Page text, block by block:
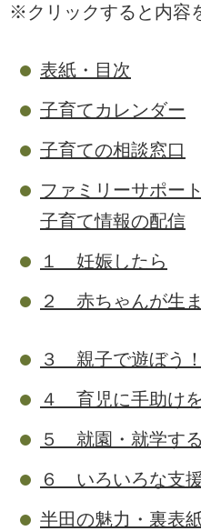
※クリックすると内容
表紙・目次
子育てカレンダー
子育ての相談窓口
ファミリーサポー
子育て情報の配信
１ 妊娠したら
２ 赤ちゃんが生
３ 親子で遊ぼう！
４ 育児に手助け
５ 就園・就学す
６ いろいろな支
半田の魅力・裏表